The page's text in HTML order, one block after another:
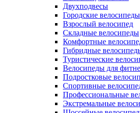
Двухподвесы
Городские велосипеды
Взрослый велосипед
Складные велосипеды
Комфортные
Гибридные
Туристические
Велосипеды для
Подростковые
Спортивные
Профессиональные
Экстремальные